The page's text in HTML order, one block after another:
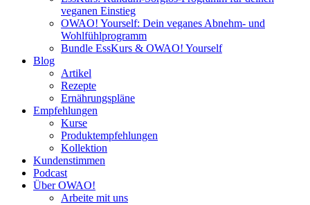
veganen Einstieg
OWAO! Yourself: Dein veganes Abnehm- und
Wohlfühlprogramm
Bundle EssKurs & OWAO! Yourself
Blog
Artikel
Rezepte
Ernährungspläne
Empfehlungen
Kurse
Produktempfehlungen
Kollektion
Kundenstimmen
Podcast
Über OWAO!
Arbeite mit uns